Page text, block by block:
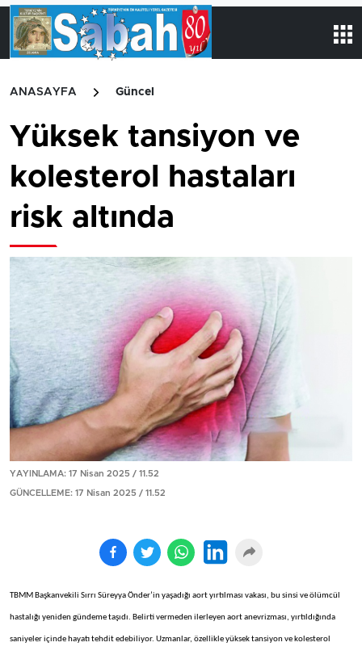
ANASAYFA Güncel
Yüksek tansiyon ve
kolesterol hastaları
risk altında
YAYINLAMA: 17 Nisan 2025 / 11.52
GÜNCELLEME: 17 Nisan 2025 / 11.52
TBMM Başkanvekili Sırrı Süreyya Önder’in yaşadığı aort yırtılması vakası, bu sinsi ve ölümcül
hastalığı yeniden gündeme taşıdı. Belirti vermeden ilerleyen aort anevrizması, yırtıldığında
saniyeler içinde hayatı tehdit edebiliyor. Uzmanlar, özellikle yüksek tansiyon ve kolesterol